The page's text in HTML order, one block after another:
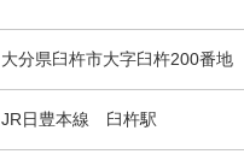
大分県臼杵市大字臼杵200番地
JR日豊本線 臼杵駅